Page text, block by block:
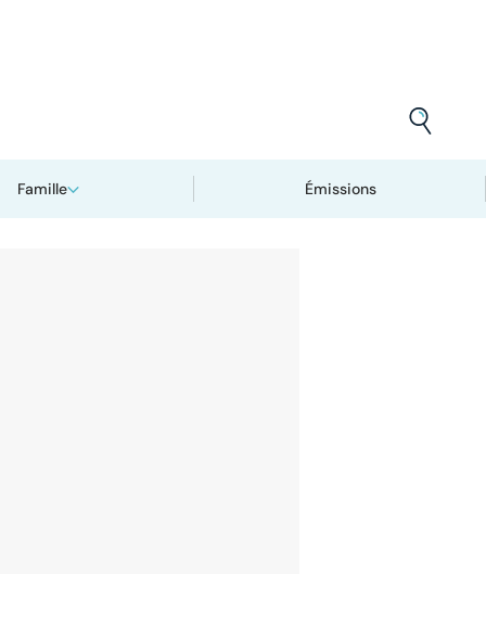
Famille Émissions